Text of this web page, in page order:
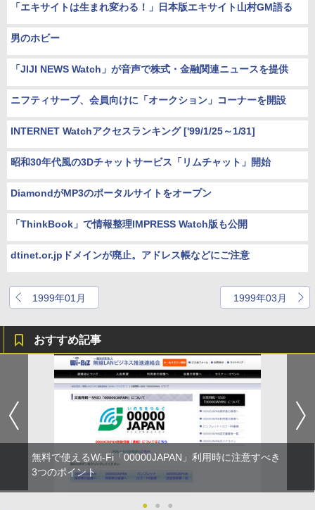
「エキサイトは生まれ変わる！」日本版エキサイト山村GM語る
男のホビー
「JIJI NEWS Watch」が音声で株式・金融関連ニュースを提供
ニフティサーブ、会員向けに「オークション」コーナーを開設
INTERNET Watchアクセスランキング ['99/1/25～1/31]
昭和30年代風の3Dチャットサービス「リムチャット」開始
DiamondがMP3のポータルサイトをオープン
「ThinkBook」で情報整理IMPRESS Watch版も公開
dtinet.or.jpドメインが廃止。アドレス帳などにご注意
1999年01月 1999年03月
おすすめ記事
無料で使えるWi-Fi「00000JAPAN」利用時に注意すべき
3つのポイント
● ● ●